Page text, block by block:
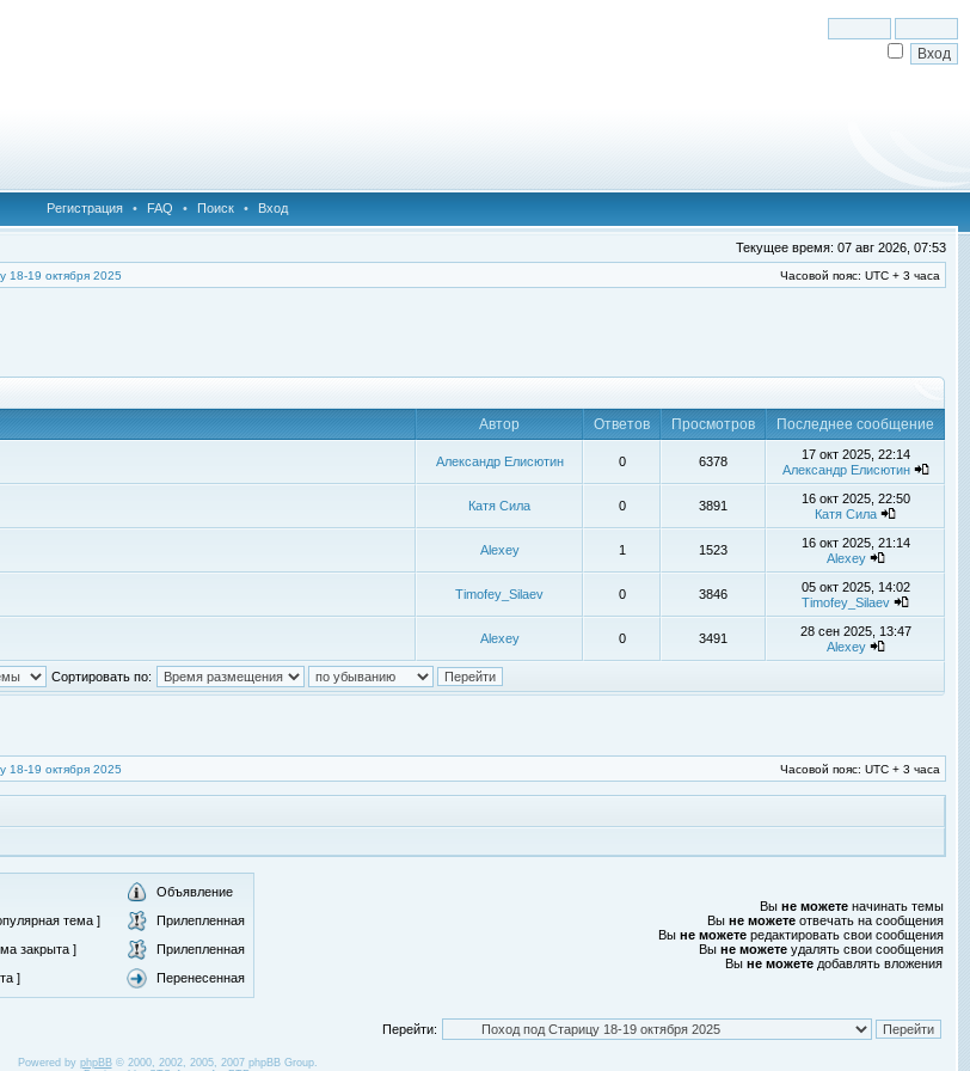
Регистрация • FAQ • Поиск • Вход
Текущее время: 07 авг 2026, 07:53
18-19 октября 2025 Часовой пояс: UTC + 3 часа
Автор Ответов Просмотров Последнее сообщение
Александр Елисютин 0 6378
17 окт 2025, 22:14
Александр Елисютин
Катя Сила 0 3891
16 окт 2025, 22:50
Катя Сила
Alexey 1 1523
16 окт 2025, 21:14
Alexey
Timofey_Silaev 0 3846
05 окт 2025, 14:02
Timofey_Silaev
Alexey 0 3491
28 сен 2025, 13:47
Alexey
Сортировать по:
18-19 октября 2025 Часовой пояс: UTC + 3 часа
Объявление
тема ]
Прилепленная
закрыта ]
Прилепленная
] Перенесенная
Вы не можете начинать темы
Вы не можете отвечать на сообщения
Вы не можете редактировать свои сообщения
Вы не можете удалять свои сообщения
Вы не можете добавлять вложения
Перейти:
Powered by phpBB© 2000, 2002, 2005, 2007 phpBB Group.